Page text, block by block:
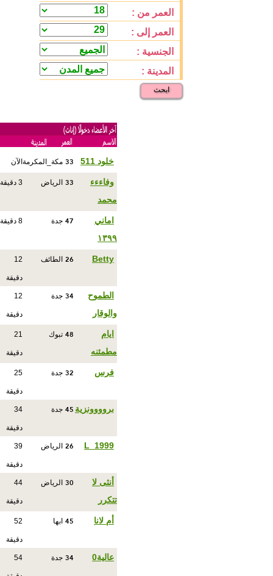
العمر من :
العمر إلى :
الجنسية :
المدينة :
ابحث
خلود 511 33 مكة_المكرمة الآن
وفاءءء
محمد
33 الرياض 3 دقيقة
اماني
١٣٩٩
47 جدة 8 دقيقة
Betty
26 الطائف 12
دقيقة
الطموح
والوقار
34 جدة 12
دقيقة
ايام
مطمئنه
48 تبوك 21
دقيقة
فرس 32 جدة 25
دقيقة
بروووونزية 45 جدة 34
دقيقة
L_1999
26 الرياض 39
دقيقة
أنثى لا
تتكرر
30 الرياض 44
دقيقة
أم لانا 45 ابها 52
دقيقة
عالية0 34 جدة 54